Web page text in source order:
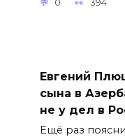
0 394
Евгений
сына в
не у дел в
Ещё раз